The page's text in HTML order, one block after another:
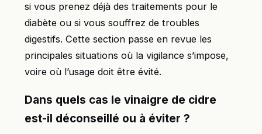
si vous prenez déjà des traitements pour le
diabète ou si vous souffrez de troubles
digestifs. Cette section passe en revue les
principales situations où la vigilance s’impose,
voire où l’usage doit être évité.
Dans quels cas le vinaigre de cidre
est-il déconseillé ou à éviter ?